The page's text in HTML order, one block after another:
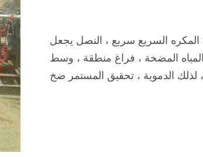
المكره السريع سريع ، النصل يجعل
المضخة ، فراغ منطقة ، وسط